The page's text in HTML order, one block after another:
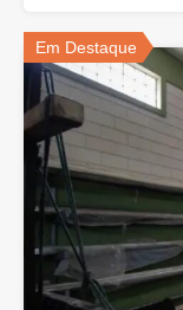
Em Destaque